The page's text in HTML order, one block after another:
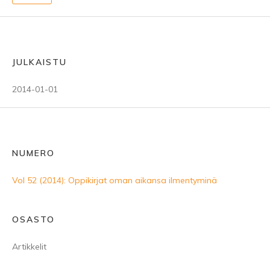
JULKAISTU
2014-01-01
NUMERO
Vol 52 (2014): Oppikirjat oman aikansa ilmentyminä
OSASTO
Artikkelit